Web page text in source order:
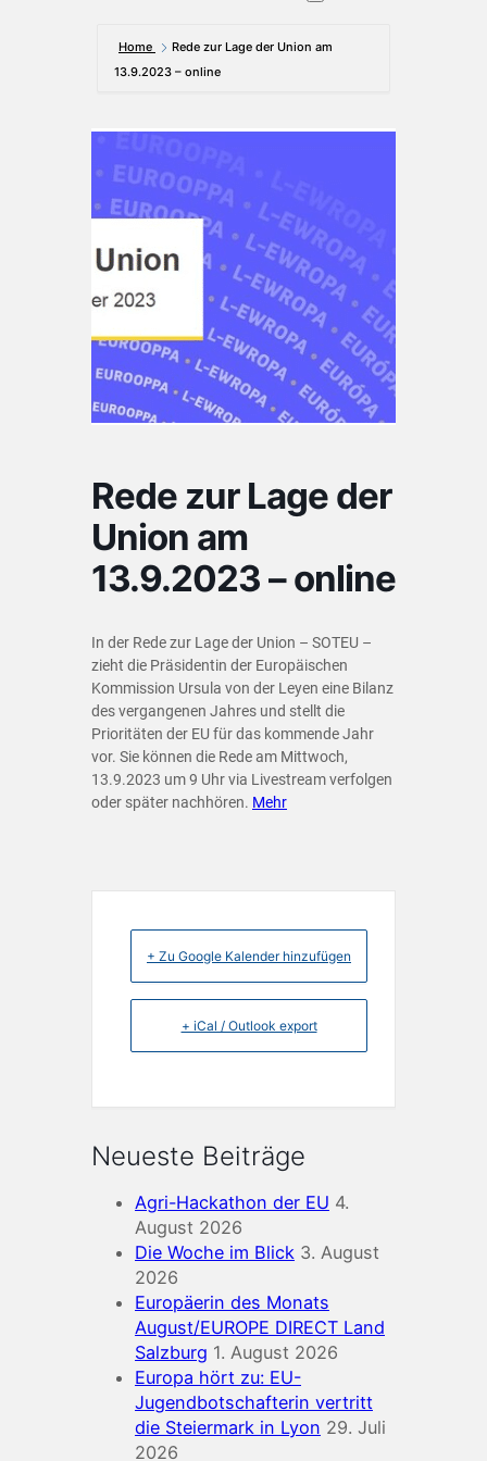
Home
Rede zur Lage der Union am
13.9.2023 – online
Rede zur Lage der
Union am
13.9.2023 – online
In der Rede zur Lage der Union – SOTEU –
zieht die Präsidentin der Europäischen
Kommission Ursula von der Leyen eine Bilanz
des vergangenen Jahres und stellt die
Prioritäten der EU für das kommende Jahr
vor. Sie können die Rede am Mittwoch,
13.9.2023 um 9 Uhr via Livestream verfolgen
oder später nachhören. Mehr
+ Zu Google Kalender hinzufügen
+ iCal / Outlook export
Neueste Beiträge
Agri-Hackathon der EU 4.
August 2026
Die Woche im Blick 3. August
2026
Europäerin des Monats
August/EUROPE DIRECT Land
Salzburg 1. August 2026
Europa hört zu: EU-
Jugendbotschafterin vertritt
die Steiermark in Lyon 29. Juli
2026